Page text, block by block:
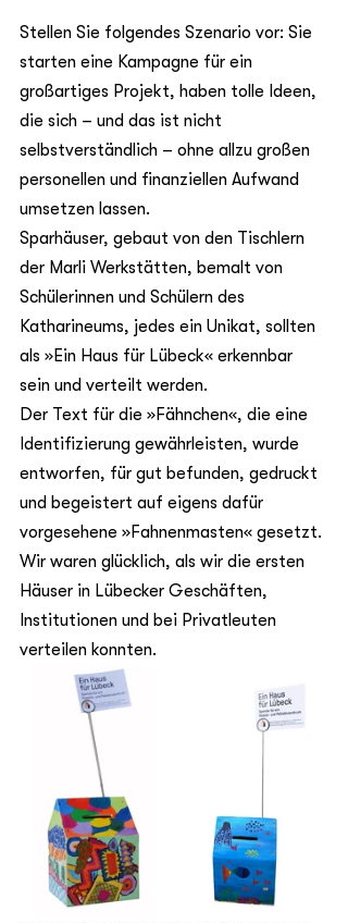
Stellen Sie folgendes Szenario vor: Sie
starten eine Kampagne für ein
großartiges Projekt, haben tolle Ideen,
die sich – und das ist nicht
selbstverständlich – ohne allzu großen
personellen und finanziellen Aufwand
umsetzen lassen.
Sparhäuser, gebaut von den Tischlern
der Marli Werkstätten, bemalt von
Schülerinnen und Schülern des
Katharineums, jedes ein Unikat, sollten
als »Ein Haus für Lübeck« erkennbar
sein und verteilt werden.
Der Text für die »Fähnchen«, die eine
Identifizierung gewährleisten, wurde
entworfen, für gut befunden, gedruckt
und begeistert auf eigens dafür
vorgesehene »Fahnenmasten« gesetzt.
Wir waren glücklich, als wir die ersten
Häuser in Lübecker Geschäften,
Institutionen und bei Privatleuten
verteilen konnten.